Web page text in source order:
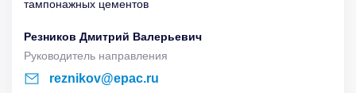
тампонажных цементов
Резников Дмитрий Валерьевич
Руководитель направления
reznikov@epac.ru